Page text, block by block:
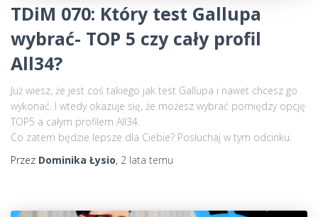
TDiM 070: Który test Gallupa
wybrać- TOP 5 czy cały profil
All34?
Już wiesz, że jest coś takiego jak test Gallupa i nawet chcesz go
wykonać. I wtedy okazuje się, że możesz wybrać pomiędzy opcję
TOP5 a całym profilem All34.
Co zatem będzie lepsze dla Ciebie? Posłuchaj w tym odcinku.
Przez Dominika Łysio, 2 lata temu